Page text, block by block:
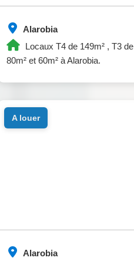
Alarobia
Locaux T4 de 149m² , T3 de
80m² et 60m² à Alarobia.
Alarobia
a louer